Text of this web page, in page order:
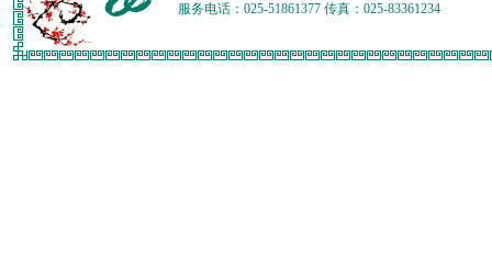
服务电话：025-51861377 传真：025-83361234